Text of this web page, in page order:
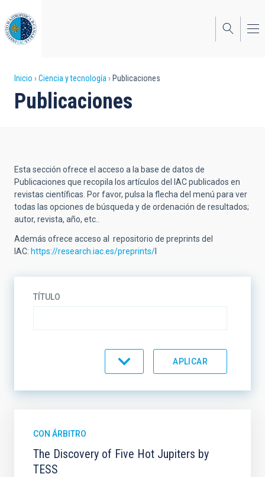
al
contenido
principal
Sobrescribir
enlaces
a
la
navegación
Inicio Ciencia y tecnología Publicaciones
Publicaciones
Esta sección ofrece el acceso a la base de datos de
Publicaciones que recopila los artículos del IAC publicados en
revistas científicas. Por favor, pulsa la flecha del menú para ver
todas las opciones de búsqueda y de ordenación de resultados;
autor, revista, año, etc..
Además ofrece acceso al repositorio de preprints del
IAC: https://research.iac.es/preprints/
TÍTULO
AÑO
CON ÁRBITRO
The Discovery of Five Hot Jupiters by
TESS